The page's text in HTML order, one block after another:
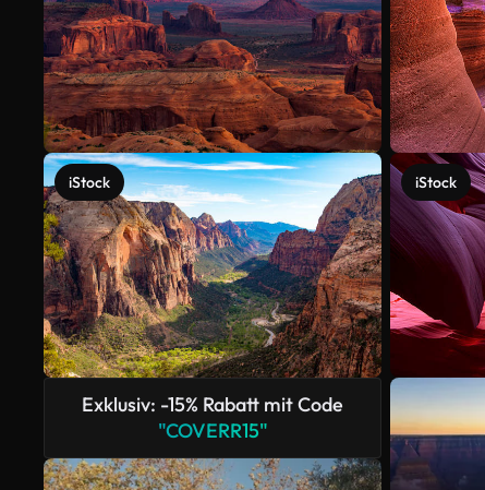
iStock
Exklusiv: -15% Rabatt mit Code
"COVERR15"
iStock